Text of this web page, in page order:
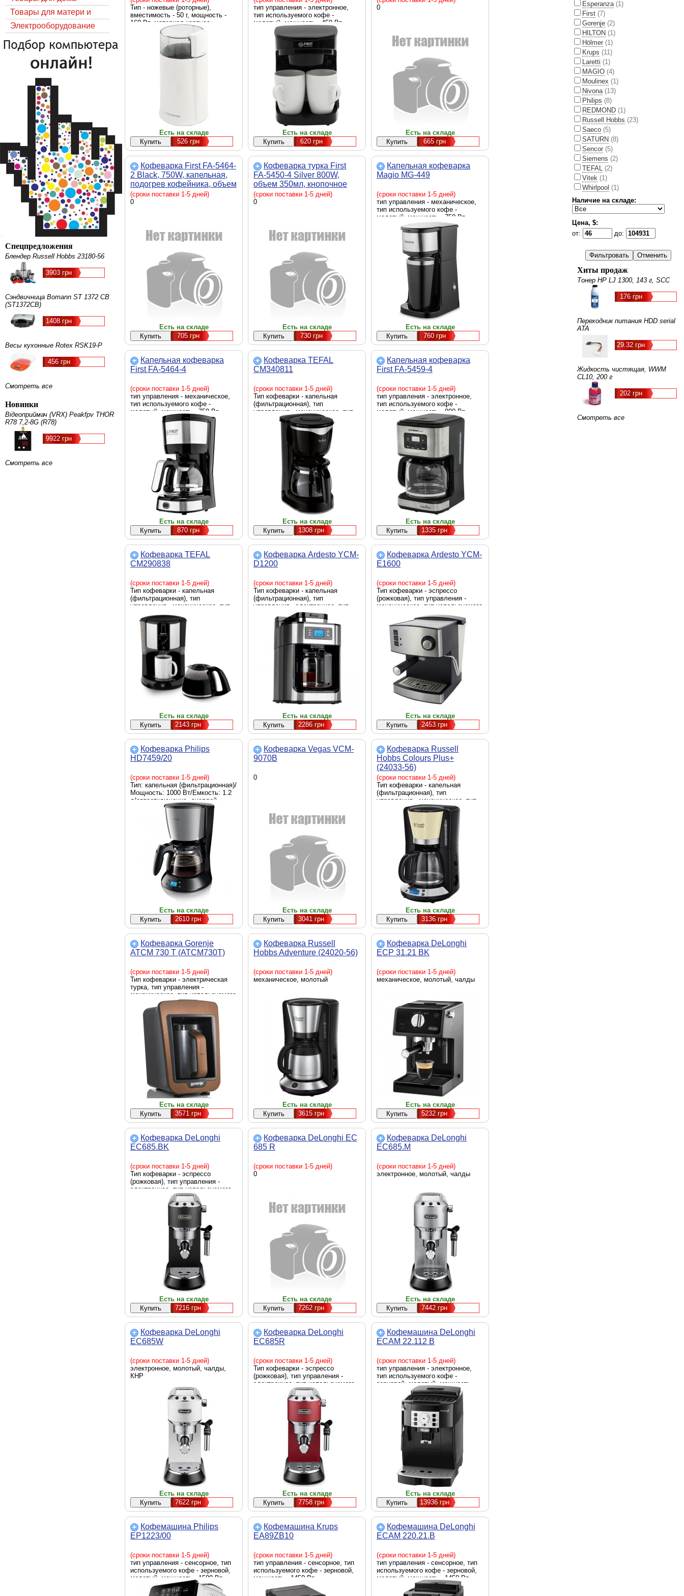
Товары для матери и
ребёнка
Электрооборудование
Спецпредложения
Блендер Russell Hobbs 23180-56
3903 грн
Сэндвичница Bomann ST 1372 CB
(ST1372CB)
1408 грн
Весы кухонные Rotex RSK19-P
456 грн
Смотреть все
Новинки
Відеоприймач (VRX) Peakfpv THOR
R78 7,2-8G (R78)
9922 грн
Смотреть все
Тип - ножевые (роторные),
вместимость - 50 г, мощность -
160 Вт, материал корпуса -
пластик, Цвет - белый, габариты -
18 x 8.5 x 8.5 см
Есть на складе
526грн
тип управления - электронное,
тип используемого кофе -
молотый, мощность - 450 Вт,
черный
Есть на складе
620грн
0
Есть на складе
665грн
Кофеварка First FA-5464-
2 Black, 750W, капельная,
подогрев кофейника, объем
1л, антикапеля
(сроки поставки 1-5 дней)
0
Есть на складе
705грн
Кофеварка турка First
FA-5450-4 Silver 800W,
объем 350мл, кнопочное
управление
(сроки поставки 1-5 дней)
0
Есть на складе
730грн
Капельная кофеварка
Magio MG-449
(сроки поставки 1-5 дней)
тип управления - механическое,
тип используемого кофе -
молотый, мощность - 750 Вт,
Есть на складе
760грн
Капельная кофеварка
First FA-5464-4
(сроки поставки 1-5 дней)
тип управления - механическое,
тип используемого кофе -
молотый, мощность - 750 Вт,
Есть на складе
870грн
Кофеварка TEFAL
CM340811
(сроки поставки 1-5 дней)
Тип кофеварки - капельная
(фильтрационная), тип
управления - механическое, тип
используемого кофе - молотый,
мощность - 600 Вт, черный
Есть на складе
1308 грн
Капельная кофеварка
First FA-5459-4
(сроки поставки 1-5 дней)
тип управления - электронное,
тип используемого кофе -
молотый, мощность - 900 Вт,
черный, нержавеющая сталь
Есть на складе
1335 грн
Кофеварка TEFAL
CM290838
(сроки поставки 1-5 дней)
Тип кофеварки - капельная
(фильтрационная), тип
управления - механическое, тип
используемого кофе - молотый,
мощность - 1000 Вт,
нержавеющая сталь, черный
Есть на складе
2143 грн
Кофеварка Ardesto YCM-
D1200
(сроки поставки 1-5 дней)
Тип кофеварки - капельная
(фильтрационная), тип
управления - электронное, тип
используемого кофе - зерновой,
молотый, мощность - 1050 Вт,
серебристый + черный
Есть на складе
2286 грн
Кофеварка Ardesto YCM-
E1600
(сроки поставки 1-5 дней)
Тип кофеварки - эспрессо
(рожковая), тип управления -
механическое, тип используемого
кофе - молотый, мощность - 850
Вт, черный + нержавеющая сталь
Есть на складе
2453 грн
Кофеварка Philips
HD7459/20
(сроки поставки 1-5 дней)
Тип: капельная (фильтрационная)/
Мощность: 1000 Вт/Емкость: 1.2
л/автоотключение, дисплей,
таймер/Цвет: чёрный
Есть на складе
2610 грн
Кофеварка Vegas VCM-
9070B
0
Есть на складе
3041 грн
Кофеварка Russell
Hobbs Colours Plus+
(24033-56)
(сроки поставки 1-5 дней)
Тип кофеварки - капельная
(фильтрационная), тип
управления - механическое, тип
используемого кофе - молотый,
мощность - 1100 Вт, бежевый
Есть на складе
3136 грн
Кофеварка Gorenje
ATCM 730 T (ATCM730T)
(сроки поставки 1-5 дней)
Тип кофеварки - электрическая
турка, тип управления -
механическое, тип используемого
кофе - молотый, мощность - 750
Вт, коричневый
Есть на складе
3571 грн
Кофеварка Russell
Hobbs Adventure (24020-56)
(сроки поставки 1-5 дней)
механическое, молотый
Есть на складе
3615 грн
Кофеварка DeLonghi
ECP 31.21 BK
(сроки поставки 1-5 дней)
механическое, молотый, чалды
Есть на складе
5232 грн
Кофеварка DeLonghi
EC685.BK
(сроки поставки 1-5 дней)
Тип кофеварки - эспрессо
(рожковая), тип управления -
электронное, тип используемого
кофе - молотый, чалды,
мощность - 1300 Вт, черный +
нержавеющая сталь, страна-
производитель - КНР
Есть на складе
7216 грн
Кофеварка DeLonghi EC
685 R
(сроки поставки 1-5 дней)
0
Есть на складе
7262 грн
Кофеварка DeLonghi
EC685.M
(сроки поставки 1-5 дней)
электронное, молотый, чалды
Есть на складе
7442 грн
Кофеварка DeLonghi
EC685W
(сроки поставки 1-5 дней)
электронное, молотый, чалды,
КНР
Есть на складе
7622 грн
Кофеварка DeLonghi
EC685R
(сроки поставки 1-5 дней)
Тип кофеварки - эспрессо
(рожковая), тип управления -
электронное, тип используемого
кофе - молотый, чалды,
мощность - 1300 Вт, красный,
страна-производитель - КНР
Есть на складе
7758 грн
Кофемашина DeLonghi
ECAM 22.112 B
(сроки поставки 1-5 дней)
тип управления - электронное,
тип используемого кофе -
зерновой, молотый, мощность -
1450 Вт, отдельностоящие,
черный, Страна производитель -
Румыния
Есть на складе
13936грн
Кофемашина Philips
EP1223/00
(сроки поставки 1-5 дней)
тип управления - сенсорное, тип
используемого кофе - зерновой,
молотый, мощность - 1500 Вт,
отдельностоящие, белый, Страна
производитель - Румыния
Кофемашина Krups
EA89ZB10
(сроки поставки 1-5 дней)
тип управления - сенсорное, тип
используемого кофе - зерновой,
мощность - 1450 Вт,
отдельностоящие, черный,
Страна производитель - Франция
Кофемашина DeLonghi
ECAM 220.21.B
(сроки поставки 1-5 дней)
тип управления - сенсорное, тип
используемого кофе - зерновой,
молотый, мощность - 1450 Вт,
отдельностоящие, черный,
Страна производитель - Румыния
Esperanza (1)
First (7)
Gorenje (2)
HILTON (1)
Hölmer (1)
Krups (11)
Laretti (1)
MAGIO (4)
Moulinex (1)
Nivona (13)
Philips (8)
REDMOND (1)
Russell Hobbs (23)
Saeco (5)
SATURN (8)
Sencor (5)
Siemens (2)
TEFAL (2)
Vitek (1)
Whirlpool (1)
Наличие на складе:
Цена, $:
от:
до:
Хиты продаж
Тонер HP LJ 1300, 143 г, SCC
176 грн
Переходник питания HDD serial
ATA
29.32 грн
Жидкость чистящая, WWM
CL10, 200 г
202 грн
Смотреть все